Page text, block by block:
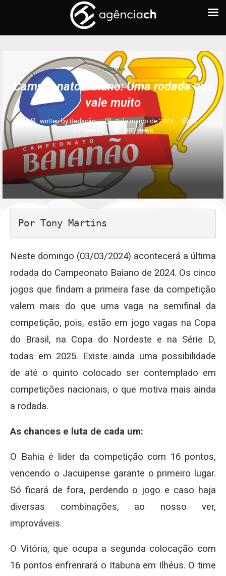
Estaduais
Campeonato Baiano: Uma rodada que
vale muito
written byRedação 2 de março de 2024
0
381views
Por Tony Martins
Neste domingo (03/03/2024) acontecerá a última
rodada do Campeonato Baiano de 2024. Os cinco
jogos que findam a primeira fase da competição
valem mais do que uma vaga na semifinal da
competição, pois, estão em jogo vagas na Copa
do Brasil, na Copa do Nordeste e na Série D,
todas em 2025. Existe ainda uma possibilidade
de até o quinto colocado ser contemplado em
competições nacionais, o que motiva mais ainda
a rodada.
As chances e luta de cada um:
O Bahia é lider da competição com 16 pontos,
vencendo o Jacuipense garante o primeiro lugar.
Só ficará de fora, perdendo o jogo e caso haja
diversas combinações, ao nosso ver,
improváveis.
O Vitória, que ocupa a segunda colocação com
16 pontos enfrenrará o Itabuna em Ilhéus. O time